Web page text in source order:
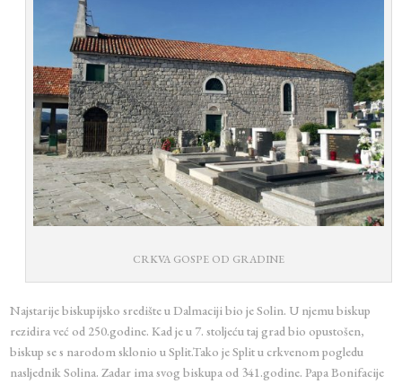
CRKVA GOSPE OD GRADINE
Najstarije biskupijsko središte u Dalmaciji bio je Solin. U njemu biskup
rezidira već od 250.godine. Kad je u 7. stoljeću taj grad bio opustošen,
biskup se s narodom sklonio u Split.Tako je Split u crkvenom pogledu
nasljednik Solina. Zadar ima svog biskupa od 341.godine. Papa Bonifacije